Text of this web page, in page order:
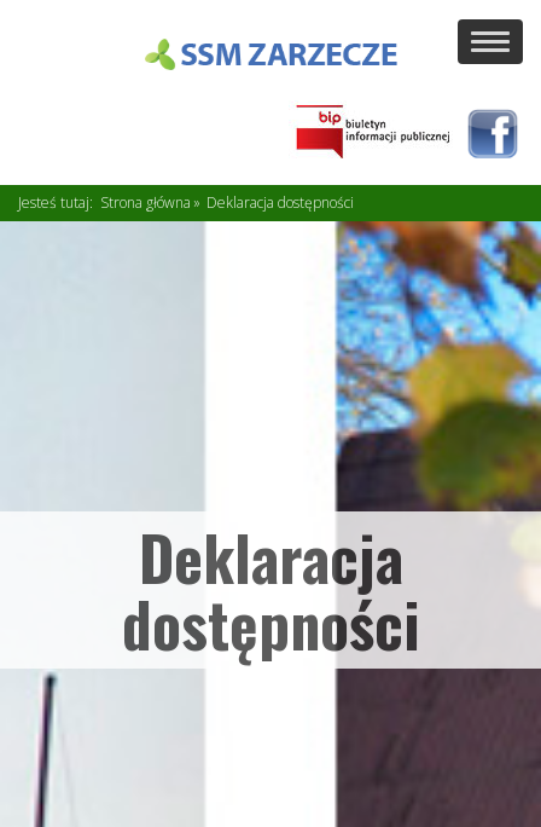
Jesteś tutaj: Strona główna Deklaracja dostępności
Deklaracja
dostępności